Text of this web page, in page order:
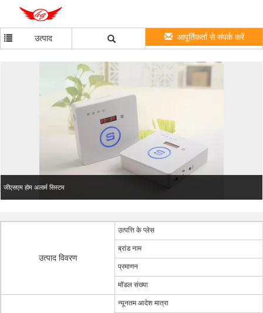
उत्पाद आपूर्तिकर्ता से संपर्क करें
जीएसएम होम अलार्म सिस्टम
उत्पाद विवरण
उत्पत्ति के प्लेस
ब्रांड नाम
प्रमाणन
मॉडल संख्या
न्यूनतम आदेश मात्रा